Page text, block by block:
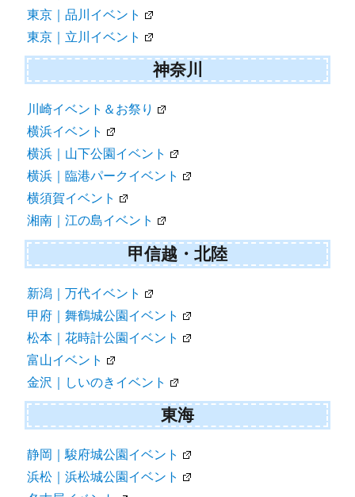
東京｜品川イベント
東京｜立川イベント
神奈川
川崎イベント＆お祭り
横浜イベント
横浜｜山下公園イベント
横浜｜臨港パークイベント
横須賀イベント
湘南｜江の島イベント
甲信越・北陸
新潟｜万代イベント
甲府｜舞鶴城公園イベント
松本｜花時計公園イベント
富山イベント
金沢｜しいのきイベント
東海
静岡｜駿府城公園イベント
浜松｜浜松城公園イベント